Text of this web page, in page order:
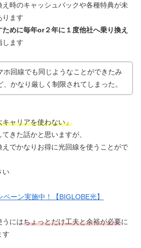
時のキャッシュバックや各種特典が未
ります
めに毎年or２年に１度他社へ乗り換え
します
ホ回線でも同じようなことができたみ
、かなり厳しく制限されてしまった。
ャリアを使わない」
きた話かと思いますが、
でかなりお得に光回線を使うことがで
い
ーン実施中！【BIGLOBE光】
うにはちょっとだけ工夫と余裕が必要に
す